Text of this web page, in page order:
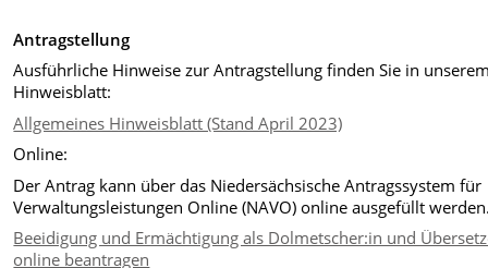
Antragstellung
Ausführliche Hinweise zur Antragstellung finden Sie in
Hinweisblatt:
Allgemeines Hinweisblatt (Stand April 2023)
Online:
Der Antrag kann über das Niedersächsische Antragssystem für
Verwaltungsleistungen Online (NAVO) online ausgefüllt
Beeidigung und Ermächtigung als Dolmetscher:in und
online beantragen